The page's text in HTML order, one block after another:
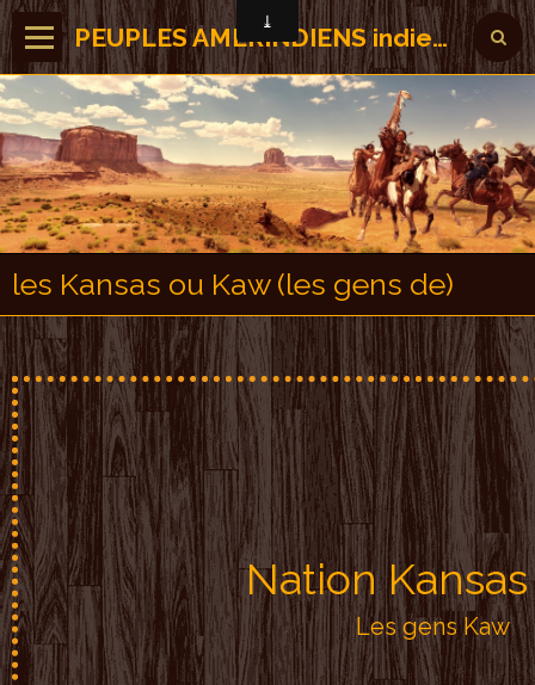
PEUPLES AMERINDIENS indiens des Amérique
les Kansas ou Kaw (les gens de)
Nation
Les gens Kaw